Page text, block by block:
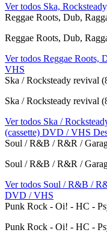
Ver todos Ska,
Reggae Roots, Dub,
Reggae Roots, Dub,
Ver todos Reggae Roots,
VHS
Ska / Rocksteady revival
Ska / Rocksteady revival
Ver todos Ska /
(cassette) DVD / VHS
Soul / R&B / R&R /
Soul / R&B / R&R /
Ver todos Soul / R&B /
DVD / VHS
Punk Rock - Oi! - HC -
Punk Rock - Oi! - HC -